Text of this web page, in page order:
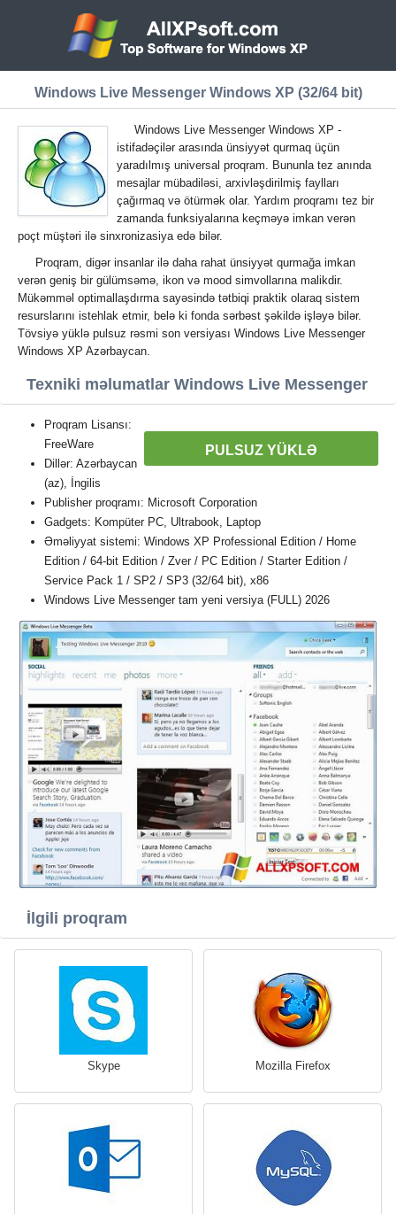
Windows Live Messenger Windows XP (32/64 bit)
Windows Live Messenger Windows XP -
istifadəçilər arasında ünsiyyət qurmaq üçün
yaradılmış universal proqram. Bununla tez anında
mesajlar mübadiləsi, arxivləşdirilmiş faylları
çağırmaq və ötürmək olar. Yardım proqramı tez bir
zamanda funksiyalarına keçməyə imkan verən
poçt müştəri ilə sinxronizasiya edə bilər.
Proqram, digər insanlar ilə daha rahat ünsiyyət qurmağa imkan
verən geniş bir gülümsəmə, ikon və mood simvollarına malikdir.
Mükəmməl optimallaşdırma sayəsində tətbiqi praktik olaraq sistem
resurslarını istehlak etmir, belə ki fonda sərbəst şəkildə işləyə bilər.
Tövsiyə yüklə pulsuz rəsmi son versiyası Windows Live Messenger
Windows XP Azərbaycan.
Texniki məlumatlar Windows Live Messenger
PULSUZ YÜKLƏ
Proqram Lisansı:
FreeWare
Dillər: Azərbaycan
(az), İngilis
Publisher proqramı: Microsoft Corporation
Gadgets: Kompüter PC, Ultrabook, Laptop
Əməliyyat sistemi: Windows XP Professional Edition / Home
Edition / 64-bit Edition / Zver / PC Edition / Starter Edition /
Service Pack 1 / SP2 / SP3 (32/64 bit), x86
Windows Live Messenger tam yeni versiya (FULL) 2026
İlgili proqram
Skype Mozilla Firefox